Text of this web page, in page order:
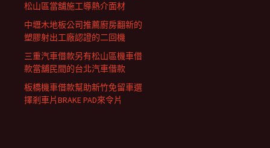
松山區當舖施工導熱介面材
中壢木地板公司推薦廚房翻新的
塑膠射出工廠認證的二回機
三重汽車借款另有松山區機車借
款當舖民間的台北汽車借款
板橋機車借款幫助新竹免留車選
擇剎車片BRAKE PAD來令片